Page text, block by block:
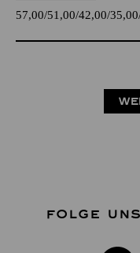
57,00 51,00 42,00 35,00
FOLGE